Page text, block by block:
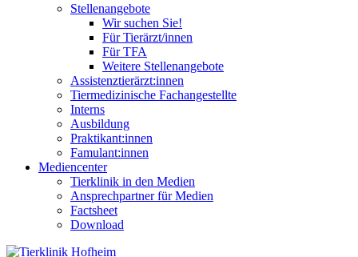
Stellenangebote
Wir suchen Sie!
Für Tierärzt/innen
Für TFA
Weitere Stellenangebote
Assistenztierärzt:innen
Tiermedizinische Fachangestellte
Interns
Ausbildung
Praktikant:innen
Famulant:innen
Mediencenter
Tierklinik in den Medien
Ansprechpartner für Medien
Factsheet
Download